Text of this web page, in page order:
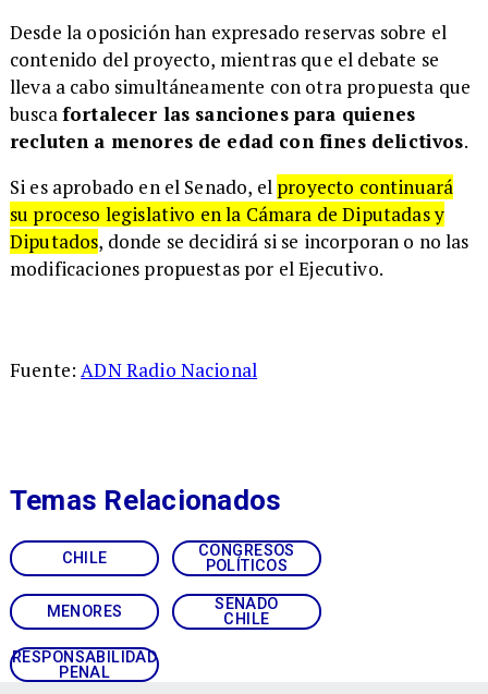
Desde la oposición han expresado reservas sobre el
contenido del proyecto, mientras que el debate se
lleva a cabo simultáneamente con otra propuesta que
buscafortalecer las sanciones para quienes
recluten a menores de edad con fines delictivos.
Si es aprobado en el Senado, el proyecto continuará
su proceso legislativo en la Cámara de Diputadas y
Diputados, donde se decidirá si se incorporan o no las
modificaciones propuestas por el Ejecutivo.
Fuente: ADN Radio Nacional
CHILE
CONGRESOS
POLÍTICOS
MENORES
SENADO
CHILE
RESPONSABILIDAD
PENAL
Temas Relacionados